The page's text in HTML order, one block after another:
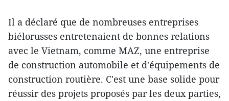
Il a déclaré que de nombreuses entreprises
biélorusses entretenaient de bonnes relations
avec le Vietnam, comme MAZ, une entreprise
de construction automobile et d'équipements de
construction routière. C'est une base solide pour
réussir des projets proposés par les deux parties,